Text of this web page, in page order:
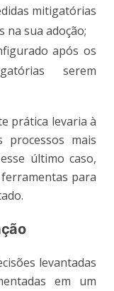
mitigatórias
na sua adoção;
após os
serem
prática levaria à
processos mais
último caso,
para
levantadas
em um